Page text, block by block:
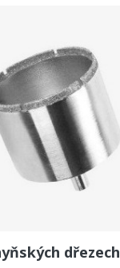
dřezech